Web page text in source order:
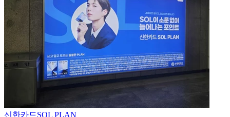
신한카드SOL PLAN